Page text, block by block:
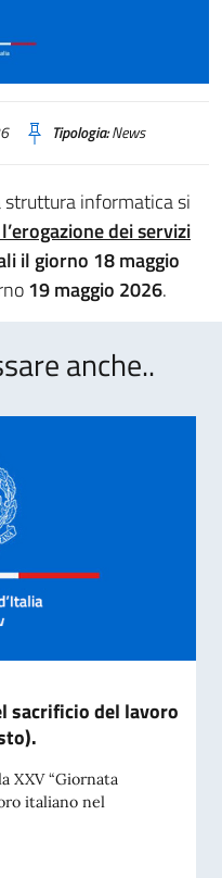
Tipologia:News
struttura informatica si
dei servizi
il giorno 18 maggio
19 maggio 2026.
anche..
sacrificio del lavoro
XXV “Giornata
italiano nel